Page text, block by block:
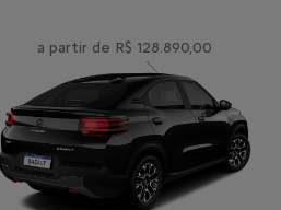
a partir de R$ 128.890,00